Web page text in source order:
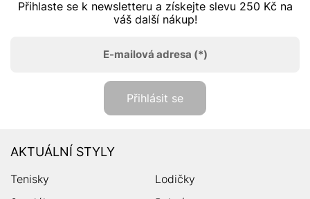
Přihlaste se k newsletteru a získejte slevu 250 Kč na
váš další nákup!
E-mailová adresa (*)
Přihlásit se
AKTUÁLNÍ STYLY
Tenisky
Lodičky